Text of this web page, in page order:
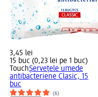
3,45 lei
15 buc (0,23 lei pe 1 buc)
TouchȘervețele umede
antibacteriene Clasic, 15
buc
(6)